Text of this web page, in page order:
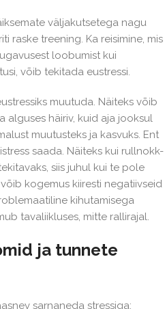
väljakutsetega nagu
raske treening. Ka reisimine, mis
loobumist kui
võib tekitada eustressi.
muutuda. Näiteks võib
alguses häiriv, kuid aja jooksul
muutusteks ja kasvuks. Ent
saada. Näiteks kui rullnokk-
siis juhul kui te pole
kogemus kiiresti negatiivseid
kihutamisega
tavaliikluses, mitte rallirajal.
ja tunnete
sarnaneda stressiga: